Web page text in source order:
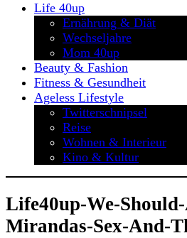
Life 40up
Ernährung & Diät
Wechseljahre
Mom 40up
Beauty & Fashion
Fitness & Gesundheit
Ageless Lifestyle
Twitterschnipsel
Reise
Wohnen & Interieur
Kino & Kultur
Life40up-We-
Mirandas-Sex-And-